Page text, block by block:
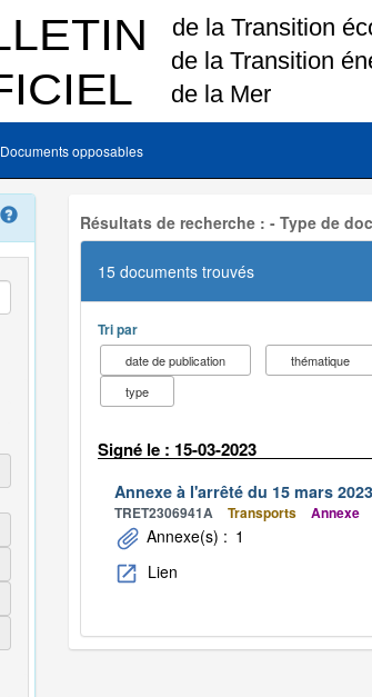
Documents opposables
Résultats de recherche : - Type de
15 documents trouvés
Tri par
date de publication thématique
type
Signé le : 15-03-2023
Annexe à l'arrêté du 15 mars
TRET2306941A Transports Annexe
Annexe(s) : 1
Lien